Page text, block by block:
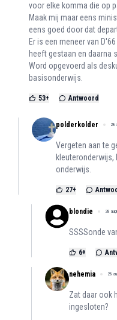
voor elke komma die op
Maak mij maar eens
eens goed door dat
Er is een meneer van
heeft gestaan en daarna
Word opgevoerd als
basisonderwijs.
53+ Antwoord
polderkolder 28
Vergeten aan te
kleuteronderwijs,
onderwijs.
27+
blondie 28
SSSSonde
6+
nehemia 28
Zat daar ook
ingesloten?